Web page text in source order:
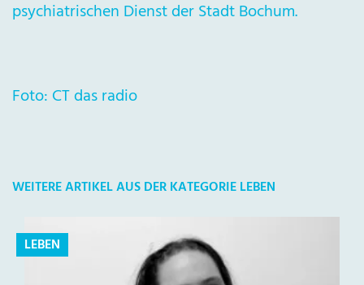
psychiatrischen Dienst der Stadt Bochum.
Foto: CT das radio
WEITERE ARTIKEL AUS DER KATEGORIE LEBEN
LEBEN